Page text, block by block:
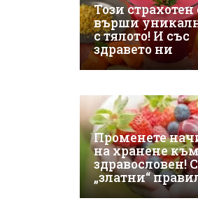
Този страхотен
върши
с тялото! И със
здравето ни
Променете
на хранене
здравословен!
„златни“